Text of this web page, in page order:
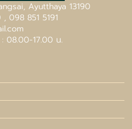
Ayutthaya 13190
098 851 5191
08.00-17.00 น.